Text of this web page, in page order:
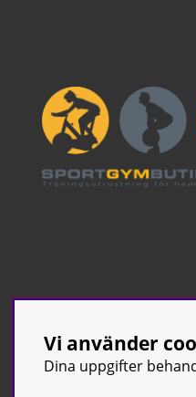
Vi använder
Dina uppgifter